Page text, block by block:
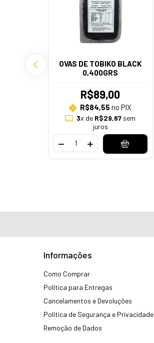
OVAS DE TOBIKO BLACK
0,400GRS
R$89,00
R$84,55 no PIX
3x de R$29,67 sem
juros
Informações
Como Comprar
Política para Entregas
Cancelamentos e Devoluções
Política de Segurança e Privacidade
Remoção de Dados